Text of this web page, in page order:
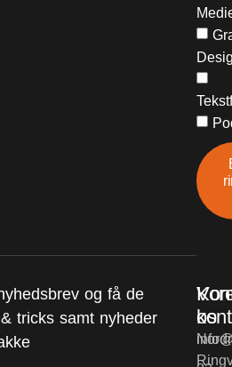
og få de
tricks samt nyheder
os